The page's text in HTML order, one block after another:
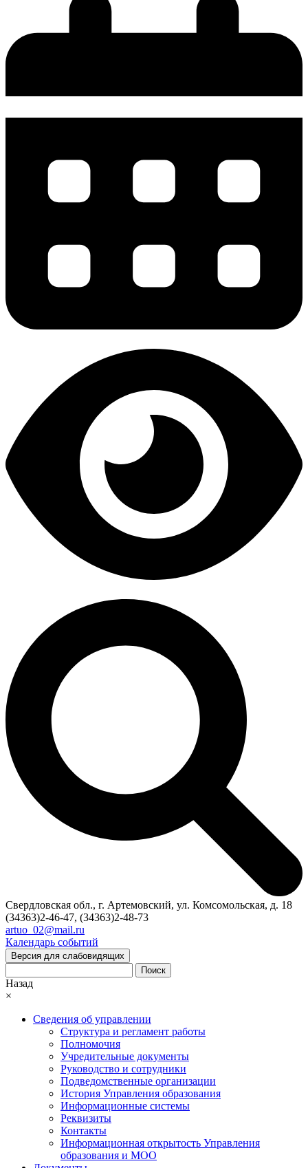
Свердловская обл., г. Артемовский, ул. Комсомольская, д. 18
(34363)2-46-47, (34363)2-48-73
artuo_02@mail.ru
Календарь событий
Версия для слабовидящих
Поиск
Назад
×
Сведения об управлении
Структура и регламент работы
Полномочия
Учредительные документы
Руководство и сотрудники
Подведомственные организации
История Управления образования
Информационные системы
Реквизиты
Контакты
Информационная открытость Управления
образования и МОО